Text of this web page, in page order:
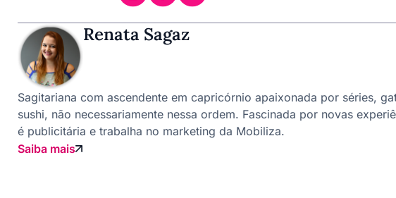
Renata Sagaz
Sagitariana com ascendente em capricórnio apaixonada por séries,
sushi, não necessariamente nessa ordem. Fascinada por novas
é publicitária e trabalha no marketing da Mobiliza.
Saiba mais